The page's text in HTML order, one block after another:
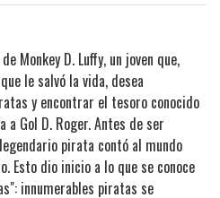
Monkey D. Luffy, un joven que,
le salvó la vida, desea
y encontrar el tesoro conocido
a Gol D. Roger. Antes de ser
pirata contó al mundo
Esto dio inicio a lo que se conoce
innumerables piratas se